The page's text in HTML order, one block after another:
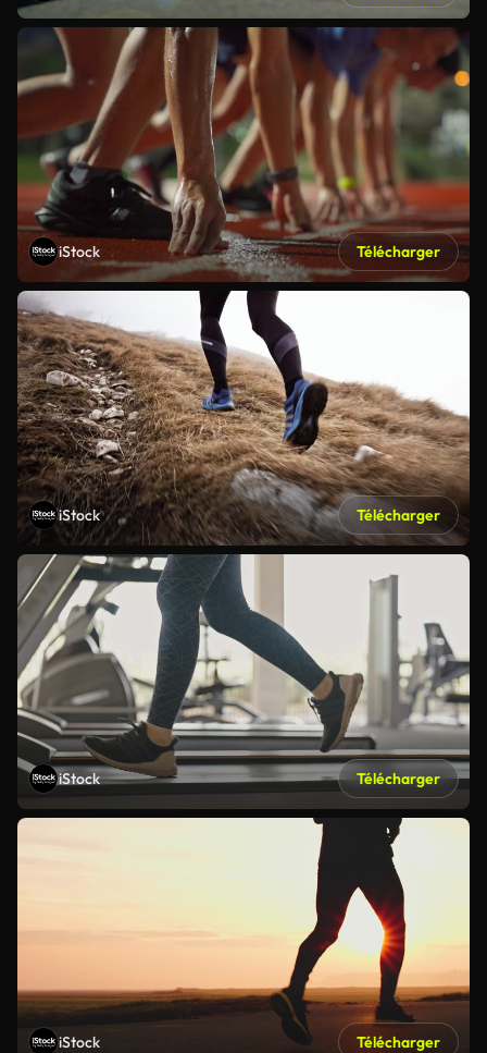
iStock Télécharger
iStock Télécharger
iStock Télécharger
iStock Télécharger